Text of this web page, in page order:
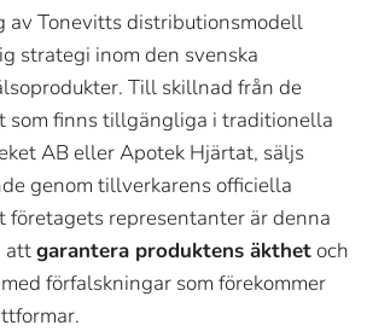
av Tonevitts distributionsmodell
strategi inom den svenska
Till skillnad från de
som finns tillgängliga i traditionella
AB eller Apotek Hjärtat, säljs
genom tillverkarens officiella
representanter är denna
attgarantera produktens äkthetoch
förfalskningar som förekommer